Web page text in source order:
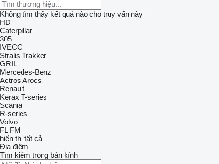
Không tìm thấy kết quả nào cho truy vấn này
HD
Caterpillar
305
IVECO
Stralis Trakker
GRIL
Mercedes-Benz
Actros Arocs
Renault
Kerax T-series
Scania
R-series
Volvo
FL FM
hiển thị tất cả
Địa điểm
Tìm kiếm trong bán kính